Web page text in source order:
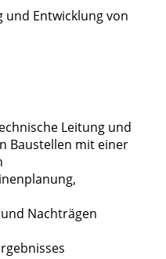
Entwicklung von
Leitung und
Baustellen mit einer
Nachträgen